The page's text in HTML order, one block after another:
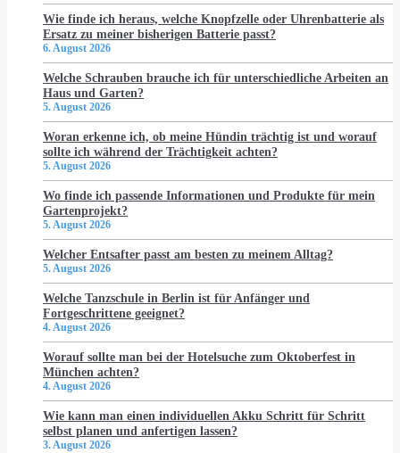
Wie finde ich heraus, welche Knopfzelle oder Uhrenbatterie als
Ersatz zu meiner bisherigen Batterie passt?
6. August 2026
Welche Schrauben brauche ich für unterschiedliche Arbeiten an
Haus und Garten?
5. August 2026
Woran erkenne ich, ob meine Hündin trächtig ist und worauf
sollte ich während der Trächtigkeit achten?
5. August 2026
Wo finde ich passende Informationen und Produkte für mein
Gartenprojekt?
5. August 2026
Welcher Entsafter passt am besten zu meinem Alltag?
5. August 2026
Welche Tanzschule in Berlin ist für Anfänger und
Fortgeschrittene geeignet?
4. August 2026
Worauf sollte man bei der Hotelsuche zum Oktoberfest in
München achten?
4. August 2026
Wie kann man einen individuellen Akku Schritt für Schritt
selbst planen und anfertigen lassen?
3. August 2026